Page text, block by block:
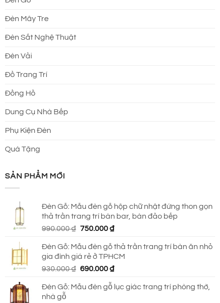
Đèn Mây Tre
Đèn Sắt Nghệ Thuật
Đèn Vải
Đồ Trang Trí
Đồng Hồ
Dung Cụ Nhà Bếp
Phụ Kiện Đèn
Quà Tặng
SẢN PHẨM MỚI
Đèn Gỗ: Mẫu đèn gỗ hộp chữ nhật đứng thon gọn
thả trần trang trí bàn bar, bàn đảo bếp
990.000₫ Giá
là:
990.000 ₫.
750.000₫Giá
tại
là:
750.000 ₫.
Đèn Gỗ: Mẫu đèn gỗ thả trần trang trí bàn ăn nhỏ
gia đình giá rẻ ở TPHCM
930.000₫ Giá
là:
690.000₫Giá
tại
Đèn Gỗ: Mẫu đèn gỗ lục giác trang trí phòng thờ,
nhà gỗ